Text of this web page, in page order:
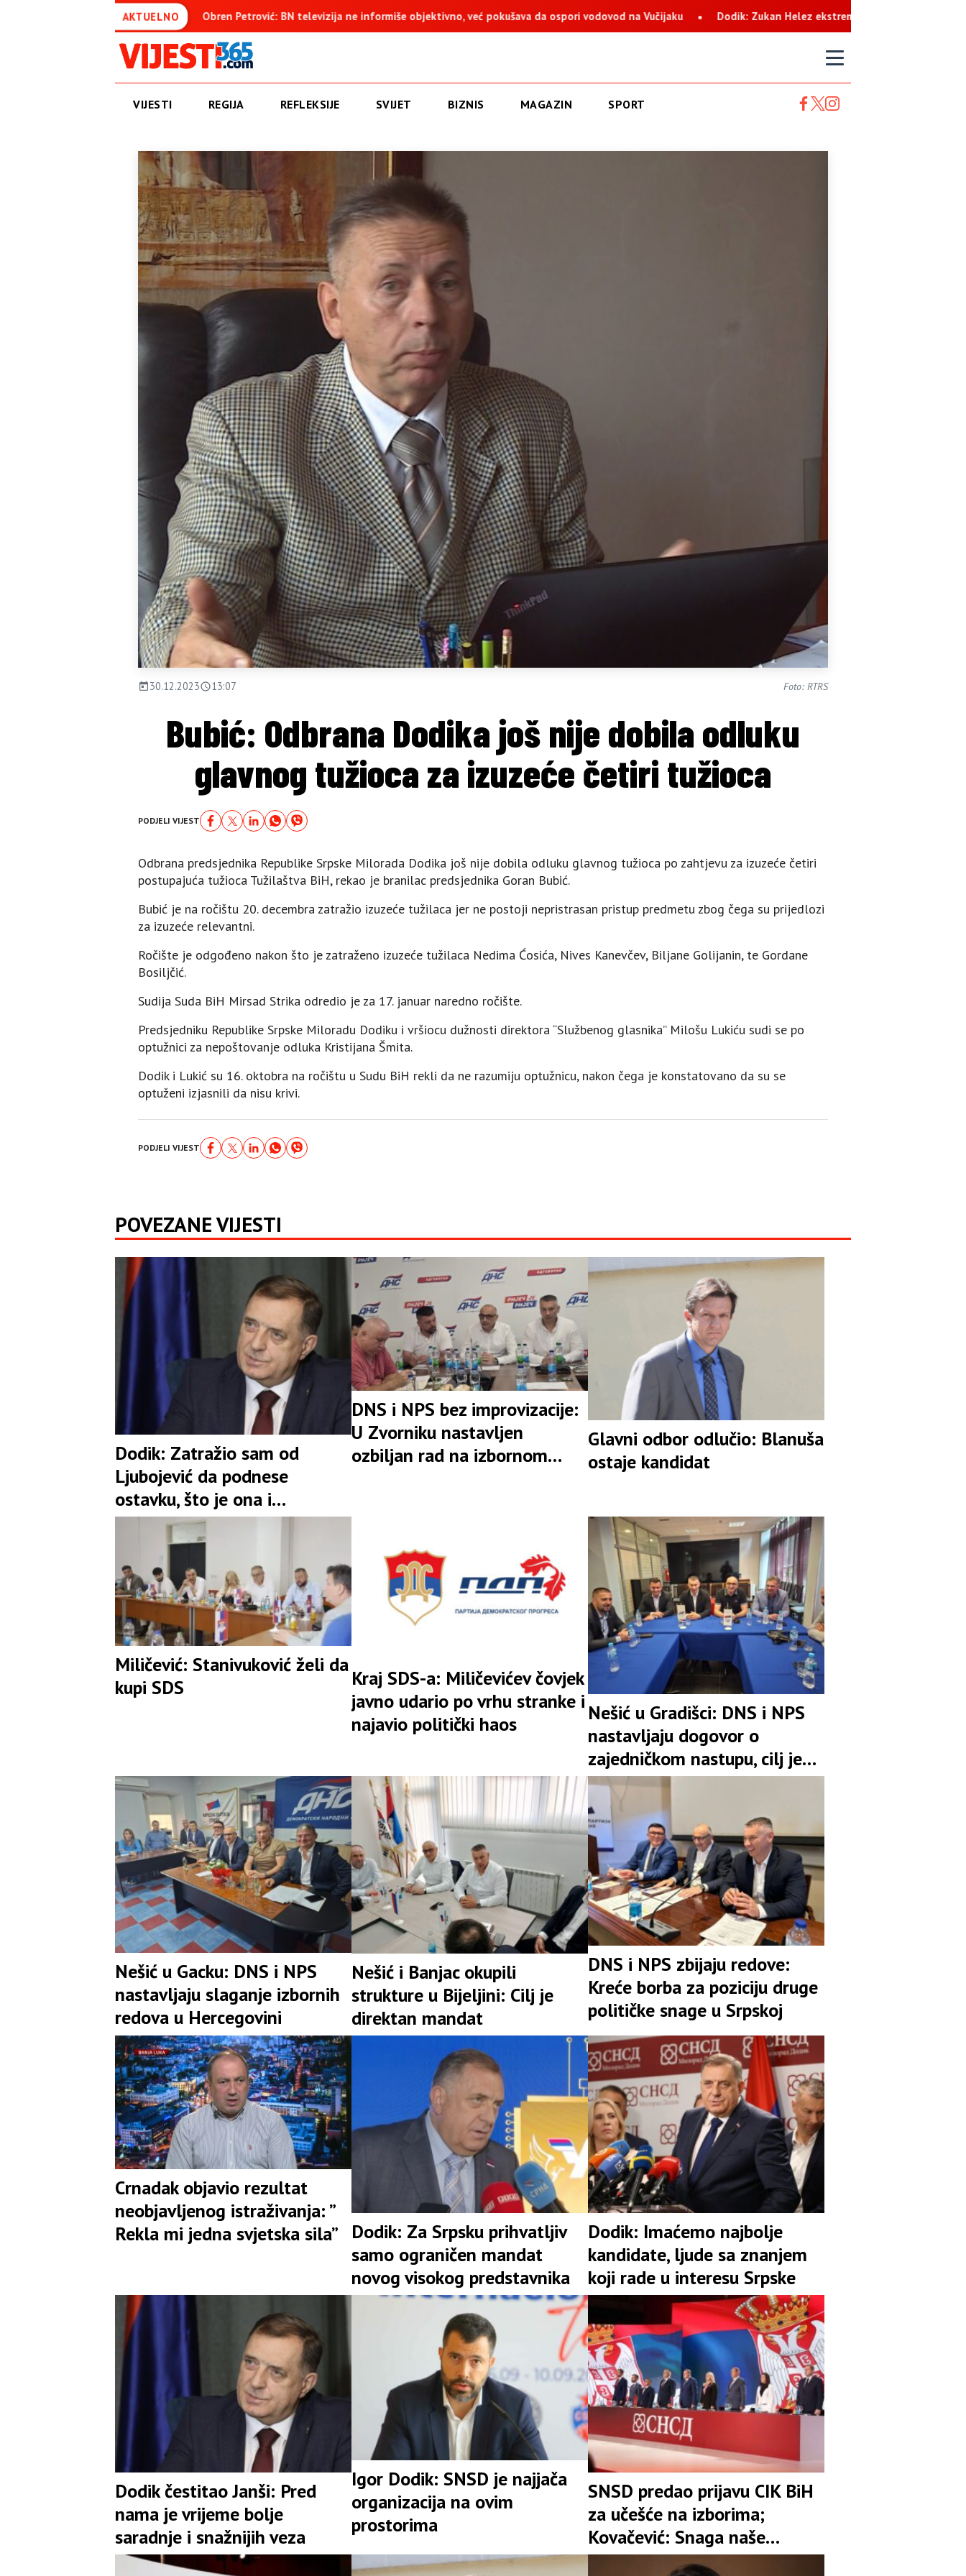
AKTUELNO
Obren Petrović: BN televizija ne informiše objektivno, već pokušava da ospori vodovod na Vučijaku Dodik: Zukan Helez ekstremista koji svaku priliku koristi za netrpeljivost
VIJESTI REGIJA REFLEKSIJE SVIJET BIZNIS MAGAZIN SPORT
30.12.2023 13:07 Foto: RTRS
Bubić: Odbrana Dodika još nije dobila odluku
glavnog tužioca za izuzeće četiri tužioca
PODJELI VIJEST
Odbrana predsjednika Republike Srpske Milorada Dodika još nije dobila odluku glavnog tužioca po zahtjevu za izuzeće četiri
postupajuća tužioca Tužilaštva BiH, rekao je branilac predsjednika Goran Bubić.
Bubić je na ročištu 20. decembra zatražio izuzeće tužilaca jer ne postoji nepristrasan pristup predmetu zbog čega su prijedlozi
za izuzeće relevantni.
Ročište je odgođeno nakon što je zatraženo izuzeće tužilaca Nedima Ćosića, Nives Kanevčev, Biljane Golijanin, te Gordane
Bosiljčić.
Sudija Suda BiH Mirsad Strika odredio je za 17. januar naredno ročište.
Predsjedniku Republike Srpske Miloradu Dodiku i vršiocu dužnosti direktora “Službenog glasnika” Milošu Lukiću sudi se po
optužnici za nepoštovanje odluka Kristijana Šmita.
Dodik i Lukić su 16. oktobra na ročištu u Sudu BiH rekli da ne razumiju optužnicu, nakon čega je konstatovano da su se
optuženi izjasnili da nisu krivi.
PODJELI VIJEST
POVEZANE VIJESTI
Dodik: Zatražio sam od
Ljubojević da podnese
ostavku, što je ona i
prihvatila
DNS i NPS bez improvizacije:
U Zvorniku nastavljen
ozbiljan rad na izbornom
Glavni odbor odlučio: Blanuša
ostaje kandidat
Miličević: Stanivuković želi da
kupi SDS
Kraj SDS-a: Miličevićev čovjek
javno udario po vrhu stranke i
najavio politički haos
Nešić u Gradišci: DNS i NPS
nastavljaju dogovor o
zajedničkom nastupu, cilj je
snažna pozicija u koaliciji
Nešić u Gacku: DNS i NPS
nastavljaju slaganje izbornih
redova u Hercegovini
Nešić i Banjac okupili
strukture u Bijeljini: Cilj je
direktan mandat
DNS i NPS zbijaju redove:
Kreće borba za poziciju druge
političke snage u Srpskoj
Crnadak objavio rezultat
neobjavljenog istraživanja: ”
Rekla mi jedna svjetska sila”
Dodik: Za Srpsku prihvatljiv
samo ograničen mandat
novog visokog predstavnika
Dodik: Imaćemo najbolje
kandidate, ljude sa znanjem
koji rade u interesu Srpske
Dodik čestitao Janši: Pred
nama je vrijeme bolje
saradnje i snažnijih veza
Igor Dodik: SNSD je najjača
organizacija na ovim
prostorima
SNSD predao prijavu CIK BiH
za učešće na izborima;
Kovačević: Snaga naše
stranke je garant stabilnosti